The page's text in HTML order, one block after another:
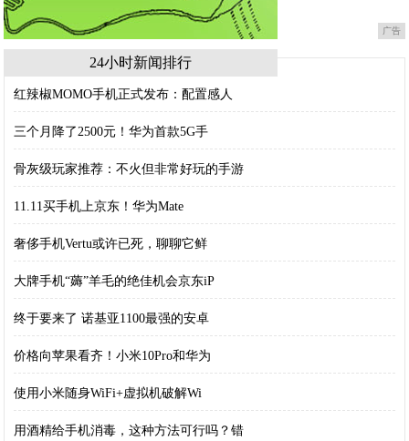
广告
24小时新闻排行
红辣椒MOMO手机正式发布：配置感人
三个月降了2500元！华为首款5G手
骨灰级玩家推荐：不火但非常好玩的手游
11.11买手机上京东！华为Mate
奢侈手机Vertu或许已死，聊聊它鲜
大牌手机“薅”羊毛的绝佳机会京东iP
终于要来了 诺基亚1100最强的安卓
价格向苹果看齐！小米10Pro和华为
使用小米随身WiFi+虚拟机破解Wi
用酒精给手机消毒，这种方法可行吗？错